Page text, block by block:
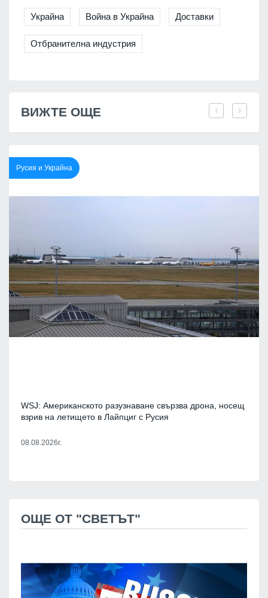
Украйна Война в Украйна Доставки
Отбранителна индустрия
ВИЖТЕ ОЩЕ
Русия и Украйна
WSJ: Американското разузнаване свързва дрона, носещ
взрив на летището в Лайпциг с Русия
08.08.2026г.
ОЩЕ ОТ "СВЕТЪТ"